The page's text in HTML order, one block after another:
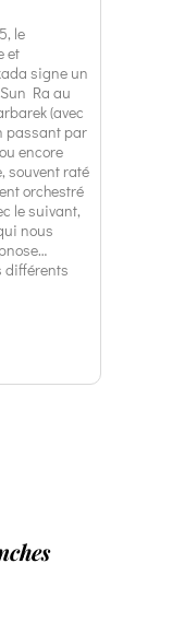
le
et
signe un
Ra au
(avec
passant par
encore
souvent raté
orchestré
le suivant,
nous
différents